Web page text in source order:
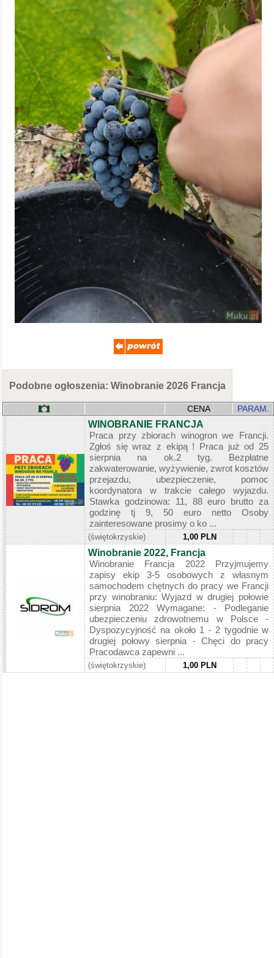
Podobne ogłoszenia: Winobranie 2026 Francja
CENA PARAM.
WINOBRANIE FRANCJA
Praca przy zbiorach winogron we Francji.
Zgłoś się wraz z ekipą ! Praca już od 25
sierpnia na ok.2 tyg. Bezpłatne
zakwaterowanie, wyżywienie, zwrot kosztów
przejazdu, ubezpieczenie, pomoc
koordynatora w trakcie całego wyjazdu.
Stawka godzinowa: 11, 88 euro brutto za
godzinę tj 9, 50 euro netto Osoby
zainteresowane prosimy o ko ...
(świętokrzyskie) 1,00 PLN
Winobranie 2022, Francja
Winobranie Francja 2022 Przyjmujemy
zapisy ekip 3-5 osobowych z własnym
samochodem chętnych do pracy we Francji
przy winobraniu: Wyjazd w drugiej połowie
sierpnia 2022 Wymagane: - Podleganie
ubezpieczeniu zdrowotnemu w Polsce -
Dyspozycyjność na około 1 - 2 tygodnie w
drugiej połowy sierpnia - Chęci do pracy
Pracodawca zapewni ...
(świętokrzyskie) 1,00 PLN